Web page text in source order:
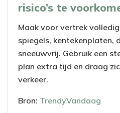
risico’s te
Maak voor vertrek
spiegels, kentekenplaten,
sneeuwvrij. Gebruik een
plan extra tijd en draag
verkeer.
Bron: TrendyVandaag